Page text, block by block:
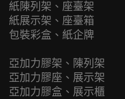
紙陳列架、座臺架
紙展示架、座臺箱
包裝彩盒、紙企牌
亞加力膠架、陳列架
亞加力膠座、展示架
亞加力膠盒、展示櫃